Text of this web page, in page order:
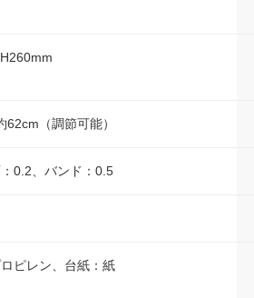
62cm（調節可能）
0.2、バンド：0.5
ピレン、台紙：紙